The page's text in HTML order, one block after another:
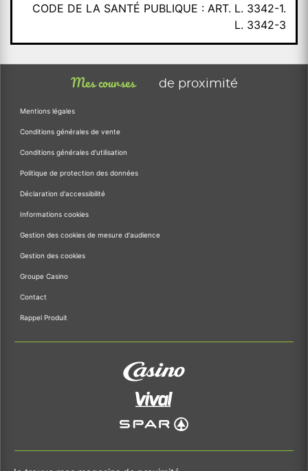
CODE DE LA SANTÉ PUBLIQUE : ART. L. 3342-1.
L. 3342-3
Mes courses de proximité
Mentions légales
Conditions générales de vente
Conditions générales d'utilisation
Politique de protection des données
Déclaration d'accessibilité
Informations cookies
Gestion des cookies de mesure d'audience
Gestion des cookies
Groupe Casino
Contact
Rappel Produit